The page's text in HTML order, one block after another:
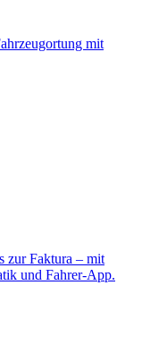
mit
zur Faktura – mit
und Fahrer-App.